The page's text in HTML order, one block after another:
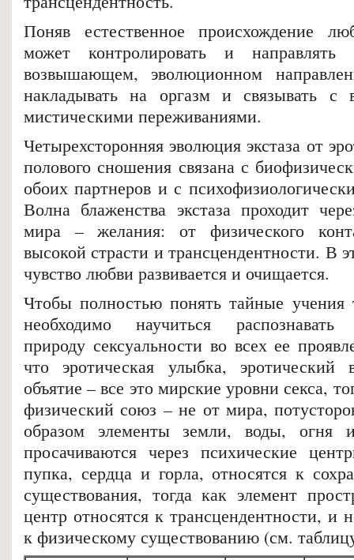
Поняв естественное происхождение
может контролировать и
возвышающем, эволюционном
накладывать на оргазм и связывать с
мистическими переживаниями.
Четырехсторонняя эволюция экстаза от
полового сношения связана с
обоих партнеров и с
Волна блаженства экстаза проходит
мира – желания: от физического
высокой страсти и трансцендентности. В
чувство любви развивается и очищается.
Чтобы полностью понять тайные учения
необходимо научиться распознавать
природу сексуальности во всех ее
что эротическая улыбка, эротический
объятие – все это мирские уровни секса,
физический союз – не от мира,
образом элементы земли, воды, огня
просачиваются через психические
пупка, сердца и горла, относятся к
существования, тогда как элемент
центр относятся к трансцендентности,
к физическому существованию (см.